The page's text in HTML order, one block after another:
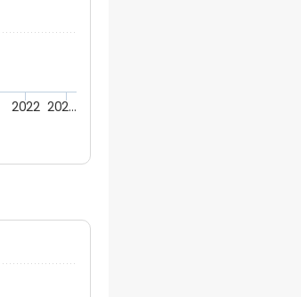
2022 202…